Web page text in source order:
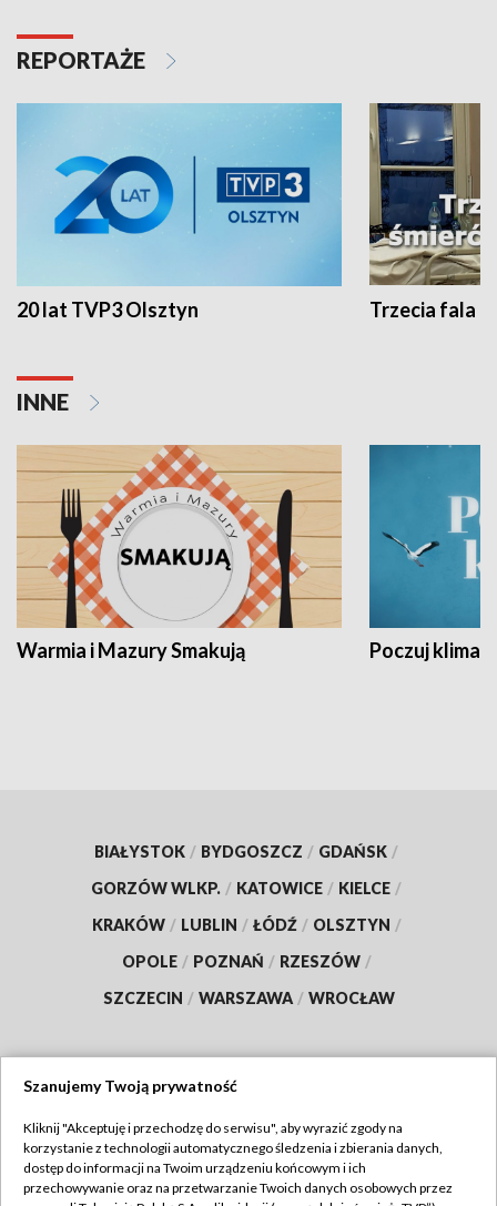
REPORTAŻE
20 lat TVP3 Olsztyn Trzecia fala -
INNE
Warmia i Mazury Smakują Poczuj klimat
BIAŁYSTOK / BYDGOSZCZ / GDAŃSK /
GORZÓW WLKP. / KATOWICE / KIELCE /
KRAKÓW / LUBLIN / ŁÓDŹ / OLSZTYN /
OPOLE / POZNAŃ / RZESZÓW /
SZCZECIN / WARSZAWA / WROCŁAW
TVP
Abonament TVP
Regulamin TVP
Szanujemy Twoją prywatność
Kliknij "Akceptuję i przechodzę do serwisu", aby wyrazić zgody na
korzystanie z technologii automatycznego śledzenia i zbierania danych,
dostęp do informacji na Twoim urządzeniu końcowym i ich
przechowywanie oraz na przetwarzanie Twoich danych osobowych przez